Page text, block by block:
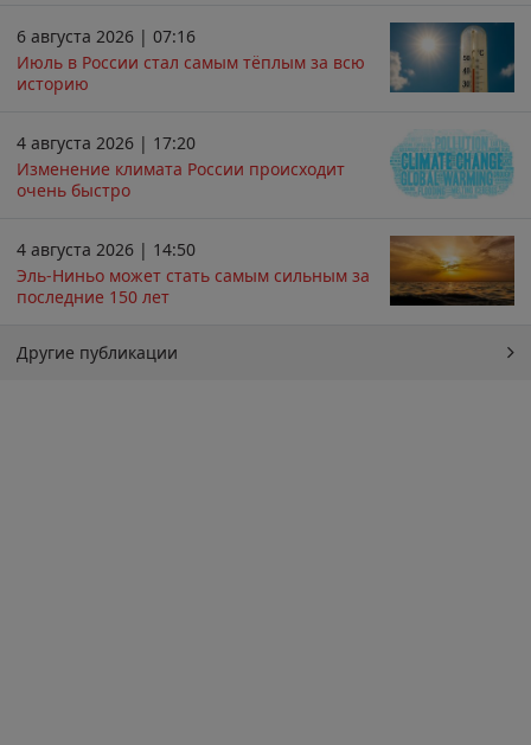
6 августа 2026 | 07:16
Июль в России стал самым тёплым за всю
историю
4 августа 2026 | 17:20
Изменение климата России происходит
очень быстро
4 августа 2026 | 14:50
Эль-Ниньо может стать самым сильным за
последние 150 лет
Другие публикации